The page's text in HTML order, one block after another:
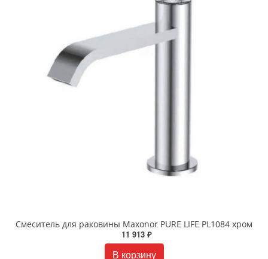
Смеситель для раковины Maxonor PURE LIFE PL1084 хром
11 913 ₽
В корзину